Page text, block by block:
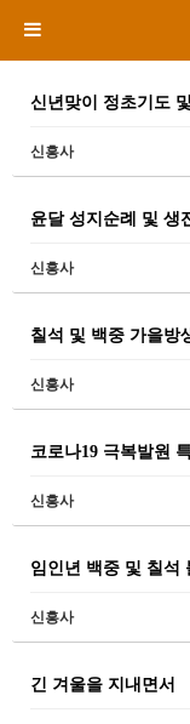
신년맞이 정초기도
신흥사
윤달 성지순례 및 생
신흥사
칠석 및 백중 가을방
신흥사
코로나19 극복발원
신흥사
임인년 백중 및 칠석
신흥사
긴 겨울을 지내면서